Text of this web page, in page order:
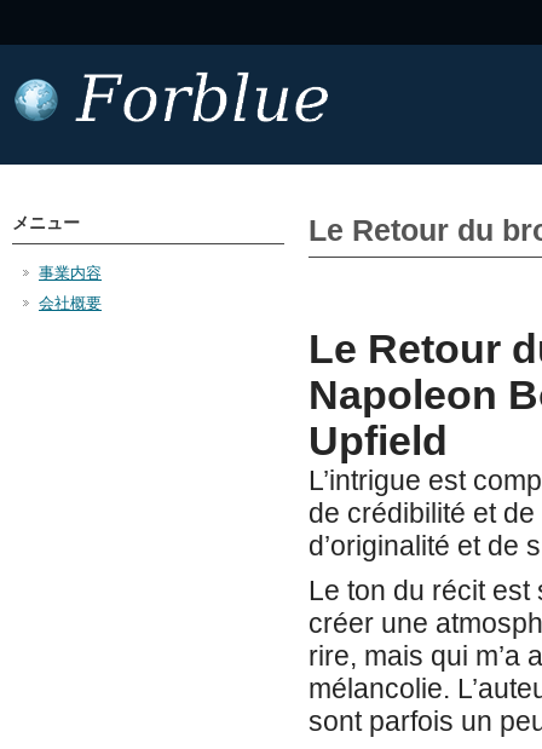
Le Retour du
Le Retour
Napoleon
Upfield
L’intrigue est
de crédibilité et
d’originalité et de
Le ton du récit est
créer une
rire, mais qui m’a
mélancolie.
sont parfois un
メニュー
事業内容
会社概要